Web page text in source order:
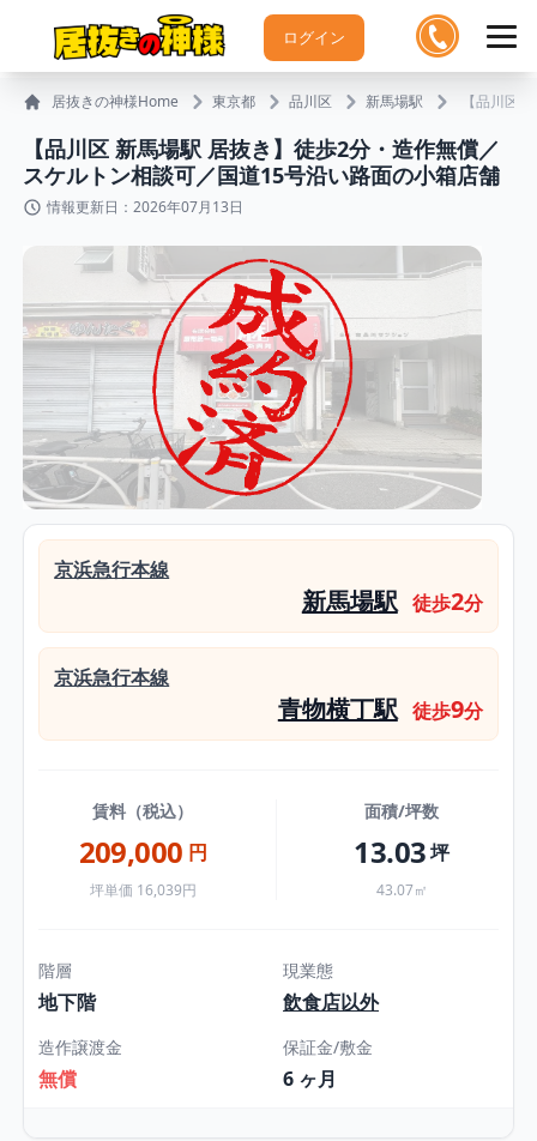
ログイン
居抜きの神様Home 東京都 品川区 新馬場駅 【品川区
【品川区 新馬場駅 居抜き】徒歩2分・造作無償／
スケルトン相談可／国道15号沿い路面の小箱店舗
情報更新日：2026年07月13日
京浜急行本線
新馬場駅 徒歩2分
京浜急行本線
青物横丁駅 徒歩9分
賃料（税込）
209,000 円
坪単価 16,039円
面積/坪数
13.03坪
43.07㎡
階層
地下階
現業態
飲食店以外
造作譲渡金
無償
保証金/敷金
6 ヶ月